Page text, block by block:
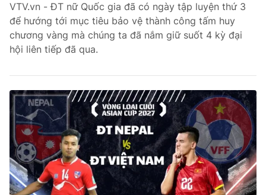
VTV.vn - ĐT nữ Quốc gia đã có ngày tập luyện thứ 3
để hướng tới mục tiêu bảo vệ thành công tấm huy
chương vàng mà chúng ta đã nắm giữ suốt 4 kỳ đại
hội liên tiếp đã qua.